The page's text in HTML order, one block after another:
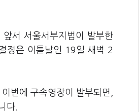
서 서울서부지법이 발부한
정은 이튿날인 19일 새벽 2
번에 구속영장이 발부되면,
다.